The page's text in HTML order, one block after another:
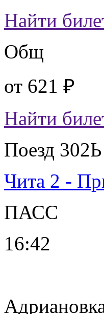
Найти
Общ
от 621 ₽
Найти
Поезд 302Ь
Чита 2 -
ПАСС
16:42